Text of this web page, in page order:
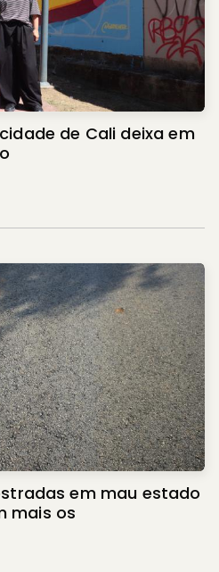
de Cali deixa em
em mau estado
mais os